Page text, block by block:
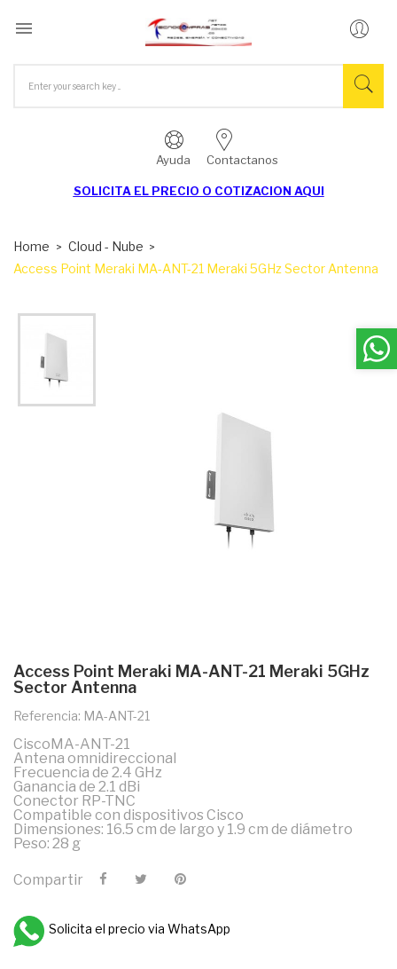

Ayuda Contactanos
SOLICITA EL PRECIO O COTIZACION AQUI
Home
Cloud - Nube
Access Point Meraki MA-ANT-21 Meraki 5GHz Sector Antenna
Access Point Meraki MA-ANT-21 Meraki 5GHz
Sector Antenna
Referencia: MA-ANT-21
CiscoMA-ANT-21
Antena omnidireccional
Frecuencia de 2.4 GHz
Ganancia de 2.1 dBi
Conector RP-TNC
Compatible con dispositivos Cisco
Dimensiones: 16.5 cm de largo y 1.9 cm de diámetro
Peso: 28 g
Compartir
Solicita el precio via WhatsApp